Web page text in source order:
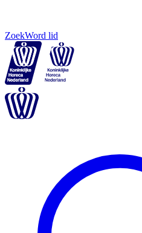
ZoekWord lid